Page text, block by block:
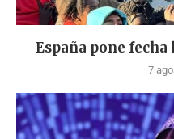
España pone
7